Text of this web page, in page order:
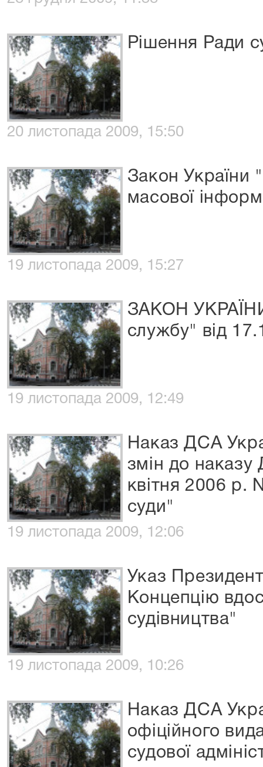
Рішення Ради
20 листопада 2009, 15:50
Закон України
масової
19 листопада 2009, 15:27
ЗАКОН
службу" вiд
19 листопада 2009, 12:49
Наказ ДСА
змін до наказу
квітня 2006 р.
суди"
19 листопада 2009, 12:06
Указ
Концепцію
судівництва"
19 листопада 2009, 10:26
Наказ ДСА
офіційного
судової